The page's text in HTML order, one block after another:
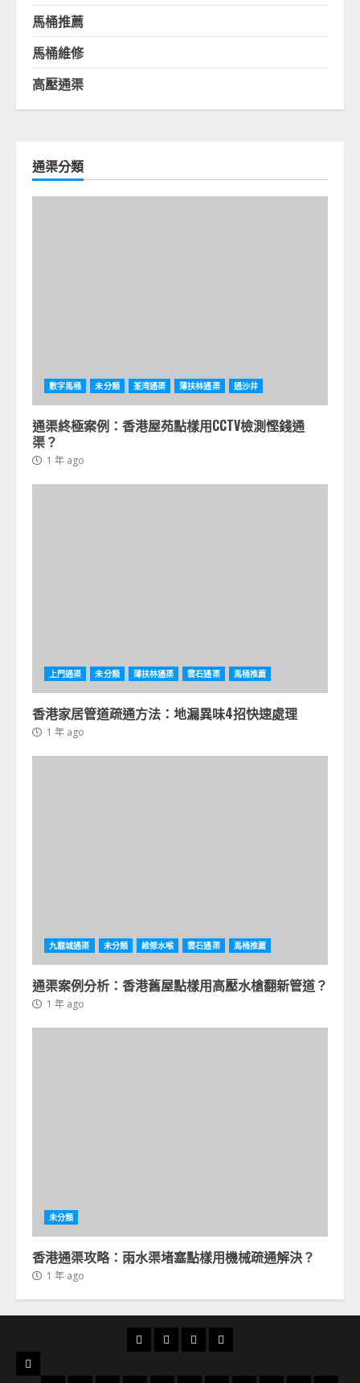
馬桶推薦
馬桶維修
高壓通渠
通渠分類
數字馬桶 未分類 荃湾通渠 薄扶林通渠 通沙井
通渠終極案例：香港屋苑點樣用CCTV檢測慳錢通
渠？
1 年 ago
上門通渠 未分類 薄扶林通渠 雲石通渠 馬桶推薦
香港家居管道疏通方法：地漏異味4招快速處理
1 年 ago
九龍城通渠 未分類 維修水喉 雲石通渠 馬桶推薦
通渠案例分析：香港舊屋點樣用高壓水槍翻新管道？
1 年 ago
未分類
香港通渠攻略：雨水渠堵塞點樣用機械疏通解決？
1 年 ago
首
通
通
24
服